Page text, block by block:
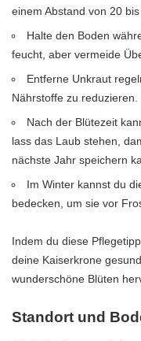
einem Abstand von 20 bis
Halte den Boden
feucht, aber vermeide
Entferne Unkraut
Nährstoffe zu reduzieren.
Nach der Blütezeit
lass das Laub stehen,
nächste Jahr speichern
Im Winter kannst du
bedecken, um sie vor
Indem du diese
deine Kaiserkrone
wunderschöne Blüten
Standort und